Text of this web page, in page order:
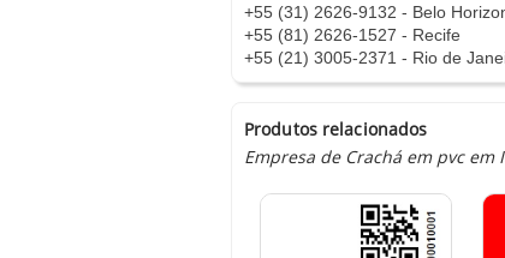
+55 (31) 2626-9132 - Belo
+55 (81) 2626-1527 - Recife
+55 (21) 3005-2371 - Rio de
Produtos relacionados
Empresa de Crachá em pvc em